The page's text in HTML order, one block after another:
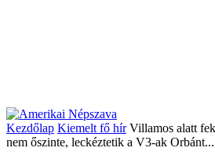
Kezdőlap Kiemelt fő hír Villamos alatt
nem őszinte, leckéztetik a V3-ak Orbánt...